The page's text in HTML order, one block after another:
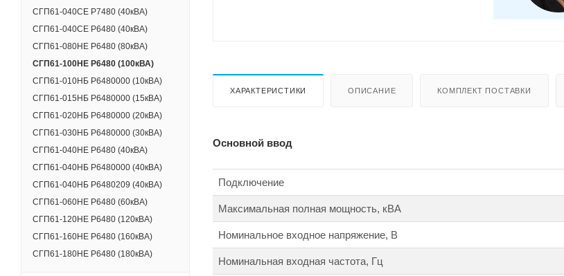
ХАРАКТЕРИСТИКИ ОПИСАНИЕ КОМПЛЕКТ ПОСТАВКИ
Основной ввод
Подключение
Максимальная полная мощность, кВА
Номинальное входное напряжение, В
Номинальная входная частота, Гц
СГП61-040СЕ Р7480 (40кВА)
СГП61-040СЕ Р6480 (40кВА)
СГП61-080НЕ Р6480 (80кВА)
СГП61-100НЕ Р6480 (100кВА)
СГП61-010НБ Р6480000 (10кВА)
СГП61-015НБ Р6480000 (15кВА)
СГП61-020НБ Р6480000 (20кВА)
СГП61-030НБ Р6480000 (30кВА)
СГП61-040НЕ Р6480 (40кВА)
СГП61-040НБ Р6480000 (40кВА)
СГП61-040НБ Р6480209 (40кВА)
СГП61-060НЕ Р6480 (60кВА)
СГП61-120НЕ Р6480 (120кВА)
СГП61-160НЕ Р6480 (160кВА)
СГП61-180НЕ Р6480 (180кВА)